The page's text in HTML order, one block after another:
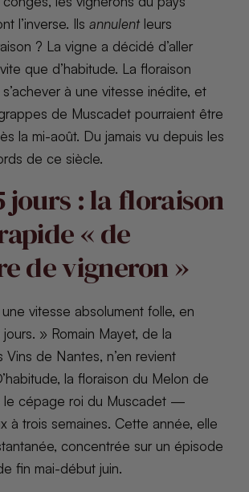
l’inverse. Ils annulent leurs
? La vigne a décidé d’aller
que d’habitude. La floraison
à une vitesse inédite, et
de Muscadet pourraient être
la mi-août. Du jamais vu depuis les
de ce siècle.
jours : la floraison
« de
de vigneron »
vitesse absolument folle, en
» Romain Mayet, de la
Vins de Nantes, n’en revient
la floraison du Melon de
cépage roi du Muscadet —
à trois semaines. Cette année, elle
concentrée sur un épisode
fin mai-début juin.